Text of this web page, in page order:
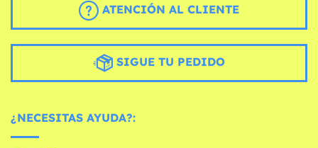
ATENCIÓN AL CLIENTE
SIGUE TU PEDIDO
¿NECESITAS AYUDA?: